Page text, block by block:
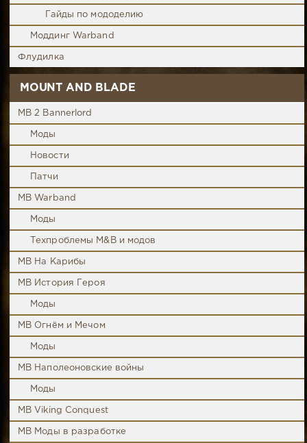
Гайды по мододелию
Моддинг Warband
Флудилка
MOUNT AND BLADE
MB 2 Bannerlord
Моды
Новости
Патчи
MB Warband
Моды
Техпроблемы M&B и модов
MB На Карибы
MB История Героя
Моды
MB Огнём и Мечом
Моды
MB Наполеоновские войны
Моды
MB Viking Conquest
MB Моды в разработке